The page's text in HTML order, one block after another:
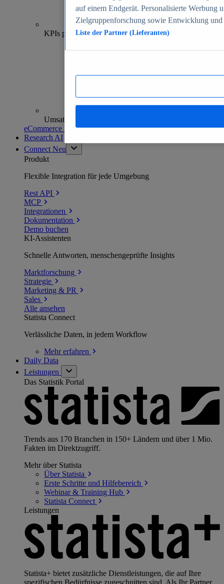
70+
KPIs pro Shop
Umsatzanalysen und -prognosen
eCommerce Insights entdecken
Research AI
Connect Neu
Produkt
Flexible Integration für jede Umgebung
Rest API
MCP
Integrationen
Dokumentation
Demo buchen
KI-Assistenten
Schnelle Antworten, menschengeprüfte Insights
Marktforschung
Strategie
Marketing & PR
Sales
Alle ansehen
Statista Connect
Verlässliche Daten, in jedem Workflow
Mehrerfahren
Daily Data
Leistungen
Das Statistik Portal
Trends aus 170 Branchen in 150+ Ländern und über 1 Mio.
Fakten im Direktzugriff.
Mehr über Statista
Über Statista
Erste Schritte und Hilfebereich
Webinar & Training Hub
Statista Connect
Leistungen
Statista+ bietet zusätzliche Dienstleistungen, die auf Ihre
spezifischen Bedürfnisse zugeschnitten sind. Als Ihr Partner
auf einem Endgerät. Personalisierte Werbung
Zielgruppenforschung sowie Entwicklung
Liste der Partner (Lieferanten)